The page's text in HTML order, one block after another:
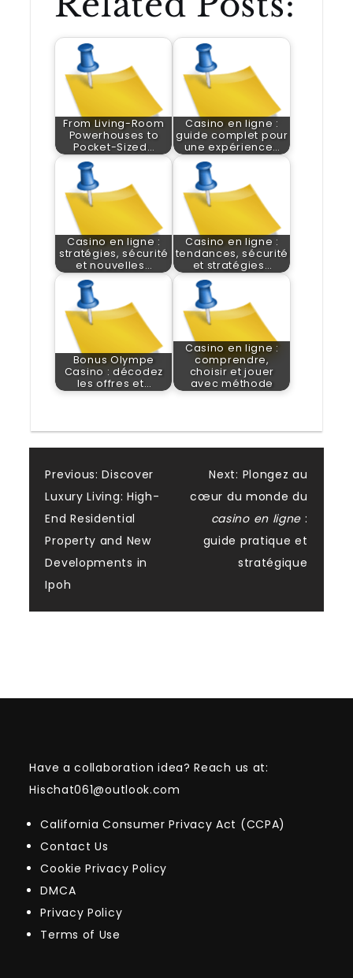
From Living-Room
Powerhouses to
Pocket-Sized…
Casino en ligne :
guide complet pour
une expérience…
Casino en ligne :
stratégies, sécurité
et nouvelles…
Casino en ligne :
tendances, sécurité
et stratégies…
Bonus Olympe
Casino : décodez
les offres et…
Casino en ligne :
comprendre,
choisir et jouer
avec méthode
Post
navigation
Previous: Discover
Luxury Living: High-
End Residential
Property and New
Developments in
Ipoh
Next: Plongez au
cœur du monde du
casino en ligne :
guide pratique et
stratégique
Have a collaboration idea? Reach us at:
Hischat061@outlook.com
California Consumer Privacy Act (CCPA)
Contact Us
Cookie Privacy Policy
DMCA
Privacy Policy
Terms of Use